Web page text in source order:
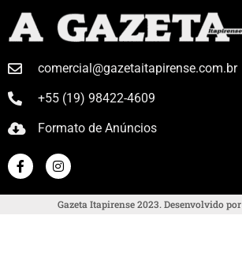
comercial@gazetaitapirense.com.br
+55 (19) 98422-4609
Formato de Anúncios
Gazeta Itapirense 2023. Desenvolvido por